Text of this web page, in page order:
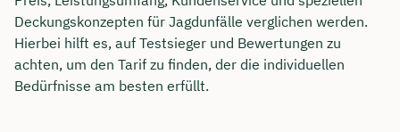
Deckungskonzepten für Jagdunfälle verglichen werden.
Hierbei hilft es, auf Testsieger und Bewertungen zu
achten, um den Tarif zu finden, der die individuellen
Bedürfnisse am besten erfüllt.